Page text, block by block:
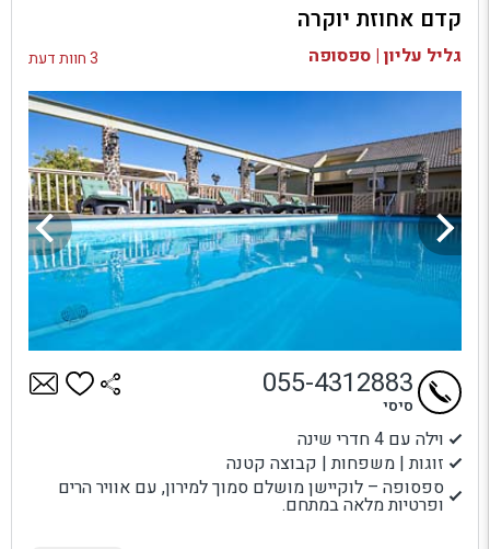
בדיקת זמינות ומחירים
קדם אחוזת יוקרה
גליל עליון | ספסופה 3 חוות דעת
וילה עם 4 חדרי שינה
זוגות | משפחות | קבוצה קטנה
ספסופה – לוקיישן מושלם סמוך למירון, עם אוויר הרים
ופרטיות מלאה במתחם.
055-4312883
סיסי